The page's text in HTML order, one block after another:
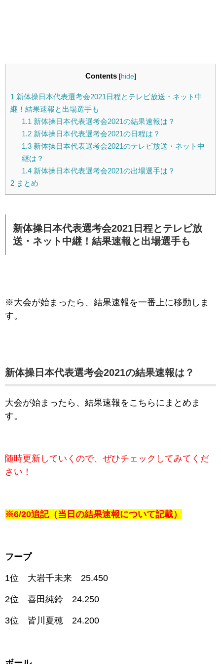
Contents [hide]
1 新体操日本代表選考会2021日程とテレビ放送・ネット中
継！結果速報と出場選手も
1.1 新体操日本代表選考会2021の結果速報は？
1.2新体操日本代表選考会2021の日程は？
1.3新体操日本代表選考会2021のテレビ放送・ネット中
継は？
1.4新体操日本代表選考会2021の出場選手は？
2 まとめ
新体操日本代表選考会2021日程とテレビ放
送・ネット中継！結果速報と出場選手も
※大会が始まったら、結果速報を一番上に移動しま
す。
新体操日本代表選考会2021の結果速報は？
大会が始まったら、結果速報をこちらにまとめま
す。
随時更新していくので、ぜひチェックしてみてくだ
さい！
※6/20追記（当日の結果速報について記載）
フープ
1位 大岩千未来 25.450
2位 喜田純鈴 24.250
3位 皆川夏穂 24.200